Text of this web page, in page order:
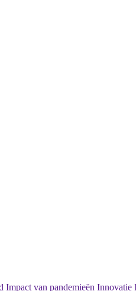
Impact van pandemieën Innovatie